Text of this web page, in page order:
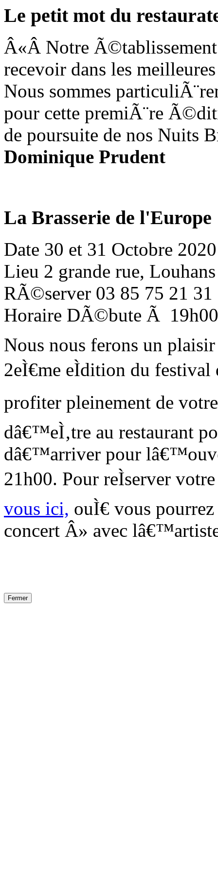
Le petit mot du
Â«Â Notre
recevoir dans les
Nous sommes
pour cette premiÃ¨re
de poursuite de nos Nuits
Dominique Prudent
La Brasserie de l'Europe
Date 30 et 31 Octobre 2020
Lieu 2 grande rue, Louhans
RÃ©server 03 85 75 21 31
Horaire DÃ©bute Ã 19h00
Nous nous ferons un
2eÌ€me eÌdition du
profiter pleinement de
dâ€™eÌ‚tre au restaurant
dâ€™arriver pour
21h00. Pour reÌserver
vous ici, ouÌ€ vous
concert Â» avec
Fermer